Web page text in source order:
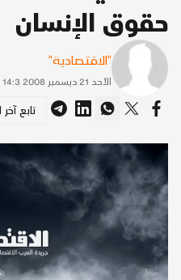
حقوق الإنسان
"الاقتصادية"
الأحد 21 ديسمبر 2008 14:3
تابع